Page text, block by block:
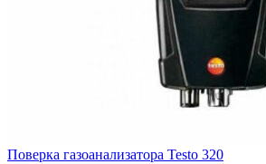
Поверка газоанализатора Testo 320